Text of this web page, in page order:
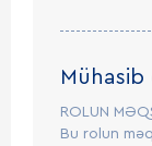
ROLUN
Bu rolun